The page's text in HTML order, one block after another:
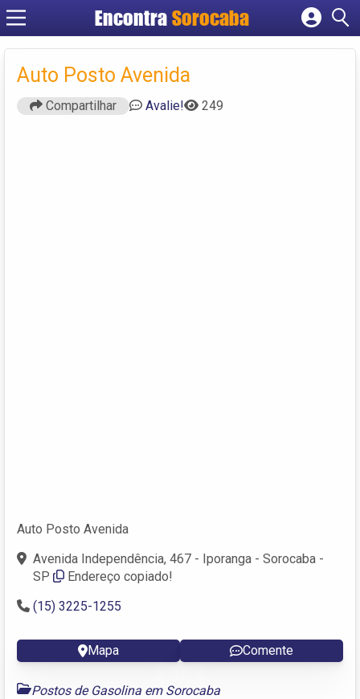
EncontraSorocaba
Cadastrar empresa
Criar conta
Auto Posto Avenida
Compartilhar Avalie! 249
Auto Posto Avenida
Avenida Independência, 467 - Iporanga - Sorocaba -
SP
Endereço copiado!
(15) 3225-1255
Mapa Comente
Postos de Gasolina em Sorocaba